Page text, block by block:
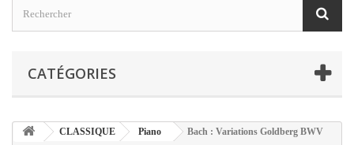
CATÉGORIES
CLASSIQUE Piano
Bach : Variations Goldberg BWV